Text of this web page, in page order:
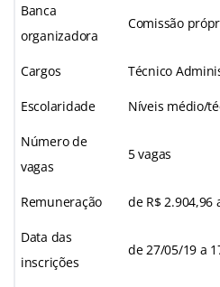
Banca
organizadora
Comissão
Cargos Técnico
Escolaridade Níveis médio/
Número de
vagas
5 vagas
Remuneração de R$ 2.904,96
Data das
inscrições
de 27/05/19 a